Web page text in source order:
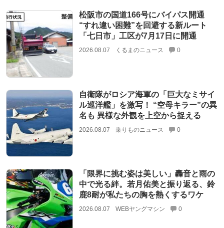
松阪市の国道166号にバイパス開通
“すれ違い困難”を回避する新ルート
「七日市」工区が7月17日に開通
2026.08.07 くるまのニュース 0
自衛隊がロシア海軍の「巨大なミサイ
ル巡洋艦」を激写！ “空母キラー”の異
名も 異様な外観を上空から捉える
2026.08.07 乗りものニュース 0
「限界に挑む姿は美しい」轟音と雨の
中で光る絆。若月佑美と振り返る、鈴
鹿8耐が私たちの胸を熱くするワケ
2026.08.07 WEBヤングマシン 0